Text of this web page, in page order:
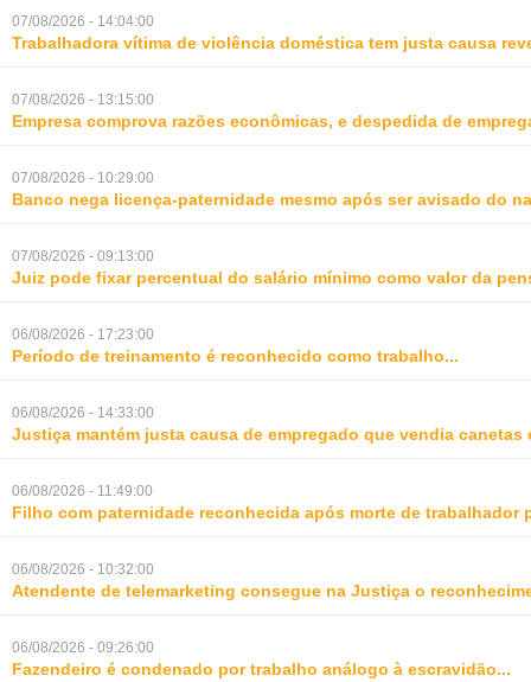
07/08/2026 - 14:04:00
Trabalhadora vítima de violência doméstica tem justa causa
07/08/2026 - 13:15:00
Empresa comprova razões econômicas, e despedida de
07/08/2026 - 10:29:00
Banco nega licença-paternidade mesmo após ser avisado do
07/08/2026 - 09:13:00
Juiz pode fixar percentual do salário mínimo como valor da
06/08/2026 - 17:23:00
Período de treinamento é reconhecido como trabalho...
06/08/2026 - 14:33:00
Justiça mantém justa causa de empregado que vendia canetas
06/08/2026 - 11:49:00
Filho com paternidade reconhecida após morte de trabalhador
06/08/2026 - 10:32:00
Atendente de telemarketing consegue na Justiça o
06/08/2026 - 09:26:00
Fazendeiro é condenado por trabalho análogo à escravidão...